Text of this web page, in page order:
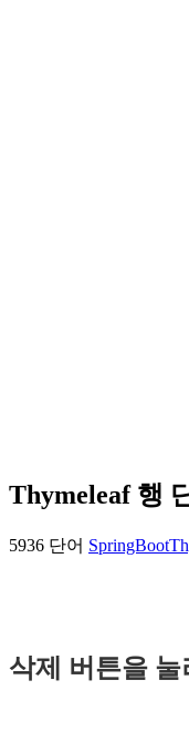
Thymeleaf 행
5936 단어 SpringBoot
삭제 버튼을 눌